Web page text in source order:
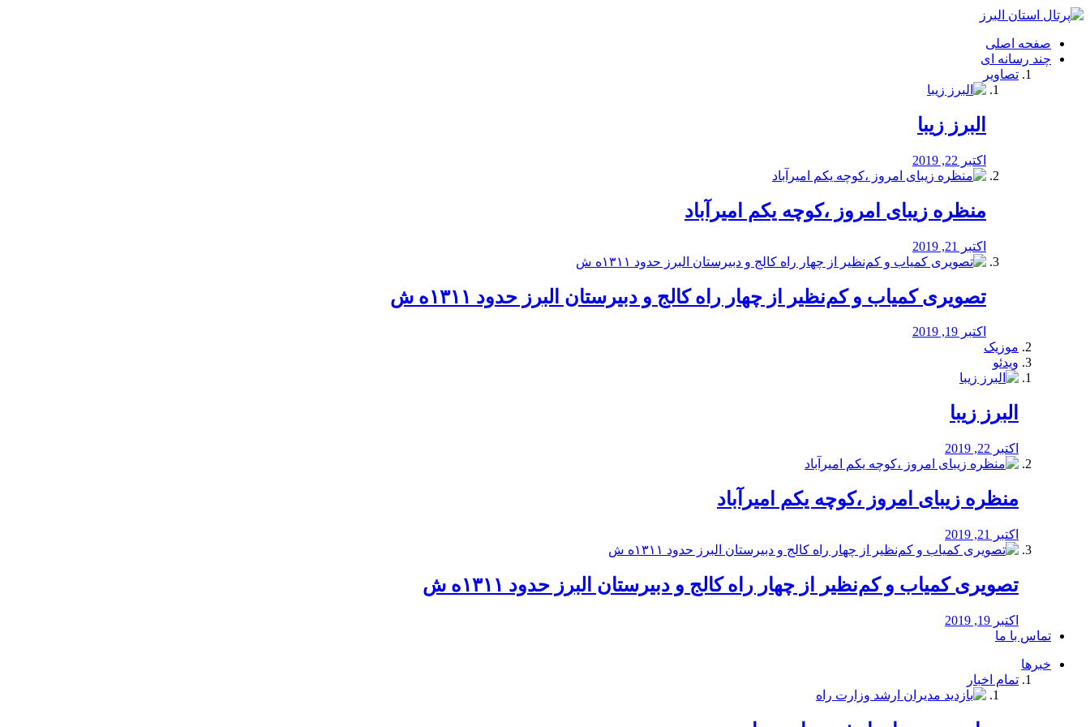
فصد
شرق
تهران
خشکشویی
صفحه اصلی
چند رسانه ای
تصاویر
البرز زیبا
اکتبر 22, 2019
منظره‌‌ زیبای امروز ،کوچه یکم امیرآباد
اکتبر 21, 2019
️تصویری کمیاب و کم‌نظیر از چهار راه كالج و دبيرستان البرز حدود ۱۳۱۱ه ش
اکتبر 19, 2019
موزیک
ویدئو
البرز زیبا
اکتبر 22, 2019
منظره‌‌ زیبای امروز ،کوچه یکم امیرآباد
اکتبر 21, 2019
️تصویری کمیاب و کم‌نظیر از چهار راه كالج و دبيرستان البرز حدود ۱۳۱۱ه ش
اکتبر 19, 2019
تماس با ما
خبرها
تمام اخبار